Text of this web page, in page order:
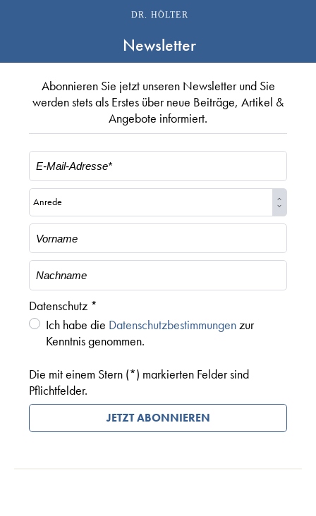
DR. HÖLTER
Newsletter
Abonnieren Sie jetzt unseren Newsletter und Sie
werden stets als Erstes über neue Beiträge, Artikel &
Angebote informiert.
Datenschutz *
Ich habe die Datenschutzbestimmungenzur
Kenntnis genommen.
Die mit einem Stern (*) markierten Felder sind
Pflichtfelder.
JETZT ABONNIEREN